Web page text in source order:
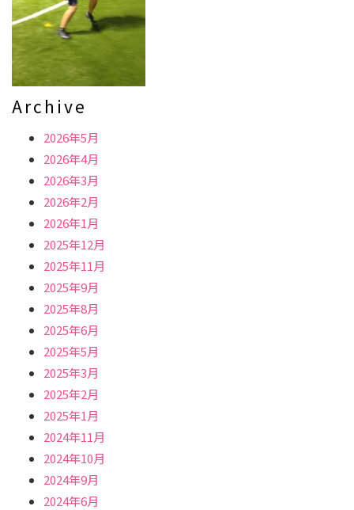
Archive
2026年5月
2026年4月
2026年3月
2026年2月
2026年1月
2025年12月
2025年11月
2025年9月
2025年8月
2025年6月
2025年5月
2025年3月
2025年2月
2025年1月
2024年11月
2024年10月
2024年9月
2024年6月